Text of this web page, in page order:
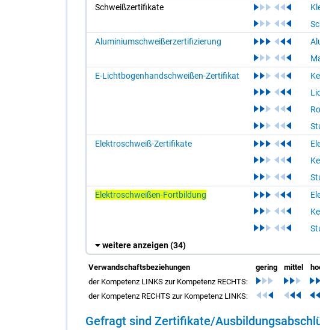
Schweiß­zer­ti­fi­ka­te
Aluminiumschweißerzertifizierung
E-Lichtbogenhandschweißen-Zertifikat
Elektroschweiß-Zertifikate
Elektroschweißen-Fortbildung
weitere anzeigen(34)
Verwandschaftsbeziehungen gering mittel
der Kompetenz LINKS zur Kompetenz RECHTS:
der Kompetenz RECHTS zur Kompetenz LINKS:
Ge­fragt sind Zer­ti­fi­ka­te/​